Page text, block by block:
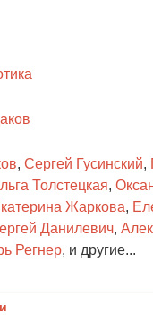
, Сергей Гусинский,
Толстецкая,
Жаркова,
Данилевич,
Регнер, и другие...